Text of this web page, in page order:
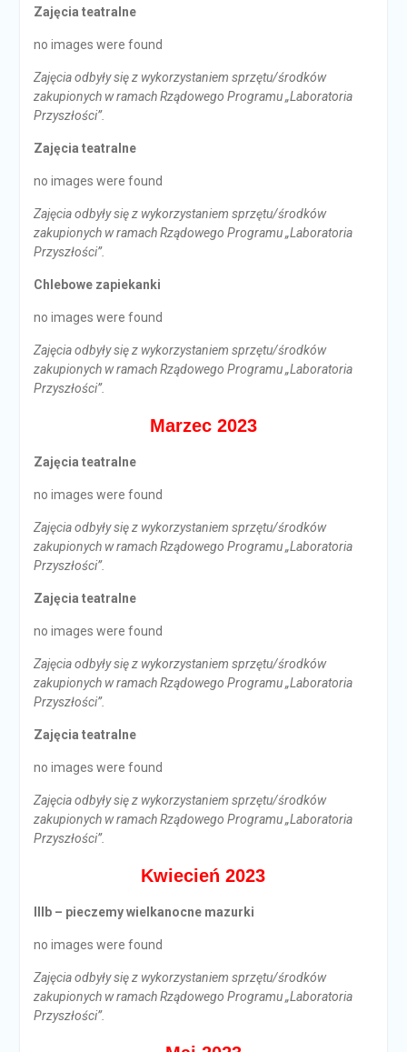
Zajęcia teatralne
no images were found
Zajęcia odbyły się z wykorzystaniem sprzętu/środków
zakupionych w ramach Rządowego Programu „Laboratoria
Przyszłości”.
Zajęcia teatralne
no images were found
Zajęcia odbyły się z wykorzystaniem sprzętu/środków
zakupionych w ramach Rządowego Programu „Laboratoria
Przyszłości”.
Chlebowe zapiekanki
no images were found
Zajęcia odbyły się z wykorzystaniem sprzętu/środków
zakupionych w ramach Rządowego Programu „Laboratoria
Przyszłości”.
Marzec 2023
Zajęcia teatralne
no images were found
Zajęcia odbyły się z wykorzystaniem sprzętu/środków
zakupionych w ramach Rządowego Programu „Laboratoria
Przyszłości”.
Zajęcia teatralne
no images were found
Zajęcia odbyły się z wykorzystaniem sprzętu/środków
zakupionych w ramach Rządowego Programu „Laboratoria
Przyszłości”.
Zajęcia teatralne
no images were found
Zajęcia odbyły się z wykorzystaniem sprzętu/środków
zakupionych w ramach Rządowego Programu „Laboratoria
Przyszłości”.
Kwiecień 2023
IIIb – pieczemy wielkanocne mazurki
no images were found
Zajęcia odbyły się z wykorzystaniem sprzętu/środków
zakupionych w ramach Rządowego Programu „Laboratoria
Przyszłości”.